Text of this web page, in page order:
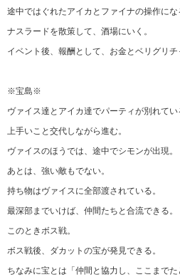
途中ではぐれたアイカとファイナの操作にな
ナスラードを散策して、酒場にいく。
イベント後、報酬として、お金とベリグリチ
※宝島※
ヴァイス達とアイカ達でパーティが別れてい
上手いこと交代しながら進む。
ヴァイスのほうでは、途中でシモンが出現。
あとは、強い敵もでない。
持ち物はヴァイスに全部渡されている。
最深部までいけば、仲間たちと合流できる。
このときボス戦。
ボス戦後、ダカットの宝が発見できる。
ちなみに宝とは「仲間と協力し、ここまで